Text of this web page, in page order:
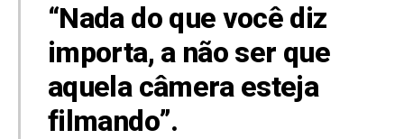
“Nada do que você diz
importa, a não ser que
aquela câmera esteja
filmando”.